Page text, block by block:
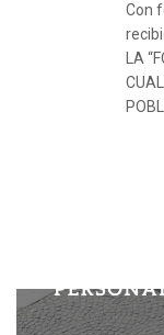
Con
LA